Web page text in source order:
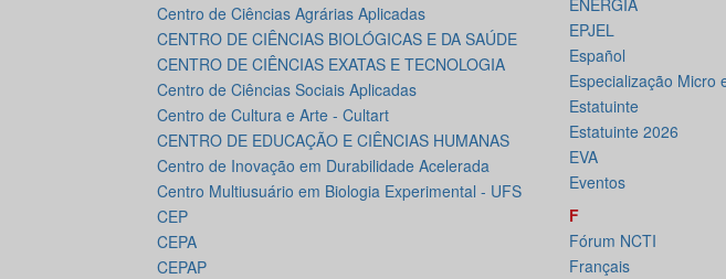
Centro de Ciências Agrárias Aplicadas
CENTRO DE CIÊNCIAS BIOLÓGICAS E DA SAÚDE
CENTRO DE CIÊNCIAS EXATAS E TECNOLOGIA
Centro de Ciências Sociais Aplicadas
Centro de Cultura e Arte - Cultart
CENTRO DE EDUCAÇÃO E CIÊNCIAS HUMANAS
Centro de Inovação em Durabilidade Acelerada
Centro Multiusuário em Biologia Experimental - UFS
CEP
CEPA
CEPAP
ENERGIA
EPJEL
Español
Especialização Micro
Estatuinte
Estatuinte 2026
EVA
Eventos
F
Fórum NCTI
Français